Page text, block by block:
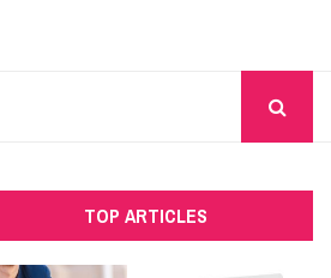
TOP ARTICLES